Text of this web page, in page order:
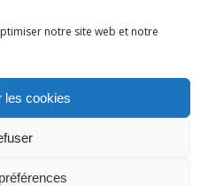
notre site web et notre
les cookies
Commune de Quingey / Création -